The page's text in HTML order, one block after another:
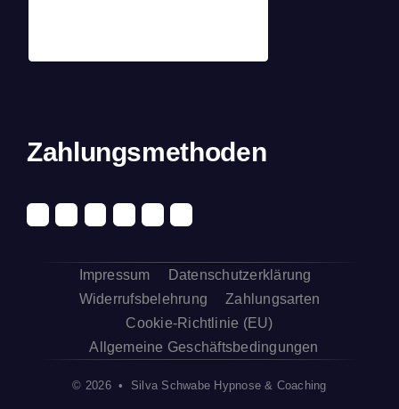
Zahlungsmethoden
Impressum
Datenschutzerklärung
Widerrufsbelehrung
Zahlungsarten
Cookie-Richtlinie (EU)
Allgemeine Geschäftsbedingungen
© 2026 • Silva Schwabe Hypnose & Coaching